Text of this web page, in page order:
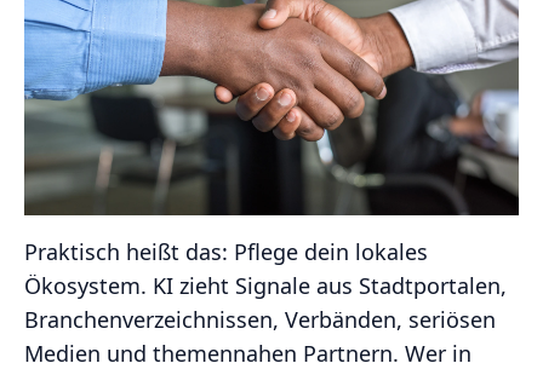
Praktisch heißt das: Pflege dein lokales
Ökosystem. KI zieht Signale aus Stadtportalen,
Branchenverzeichnissen, Verbänden, seriösen
Medien und themennahen Partnern. Wer in